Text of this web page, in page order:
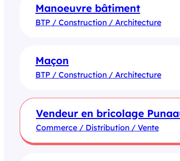
Manoeuvre bâtiment
BTP / Construction / Architecture
Maçon
BTP / Construction / Architecture
Vendeur en bricolage
Commerce / Distribution / Vente